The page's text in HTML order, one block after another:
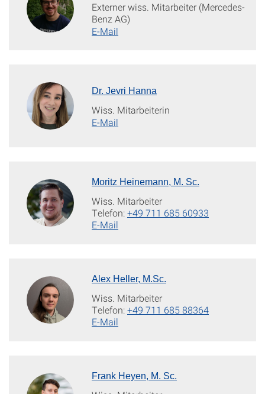
Externer wiss. Mitarbeiter (Mercedes-
Benz AG)
E-Mail
Dr. Jevri Hanna
Wiss. Mitarbeiterin
E-Mail
Moritz Heinemann, M. Sc.
Wiss. Mitarbeiter
Telefon:+49 711 685 60933
E-Mail
Alex Heller, M.Sc.
Wiss. Mitarbeiter
Telefon:+49 711 685 88364
E-Mail
Frank Heyen, M. Sc.